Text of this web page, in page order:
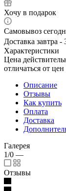
Хочу в подарок
Самовывоз
Доставка завтра -
Характеристики
Цена
отличаться от
Описание
Отзывы
Как купить
Оплата
Доставка
Галерея
1/0 —
Отзывы